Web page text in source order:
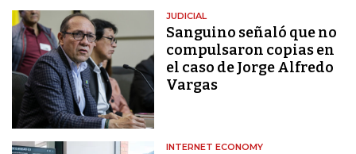
JUDICIAL
Sanguino señaló que no
compulsaron copias en
el caso de Jorge Alfredo
Vargas
INTERNET ECONOMY